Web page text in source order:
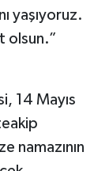
yaşıyoruz.
olsun.”
14 Mayıs
namazının